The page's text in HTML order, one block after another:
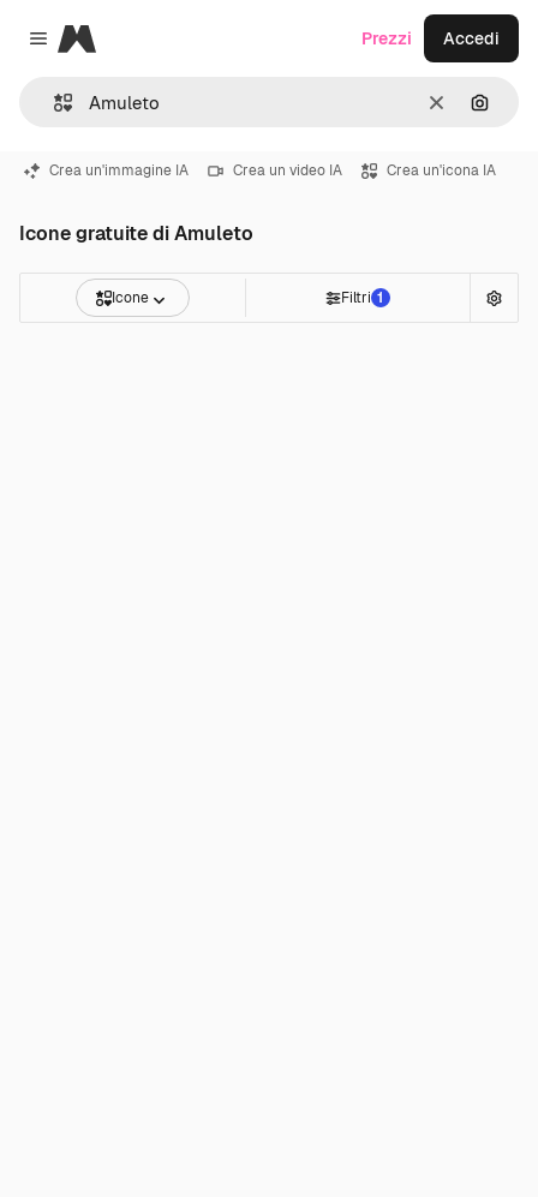
Close menu
Magnific
CancellaCerca
Prezzi Accedi
Crea un'immagine IA Crea un video IA Crea un'icona IA
Icone gratuite di Amuleto
Icone Filtri 1